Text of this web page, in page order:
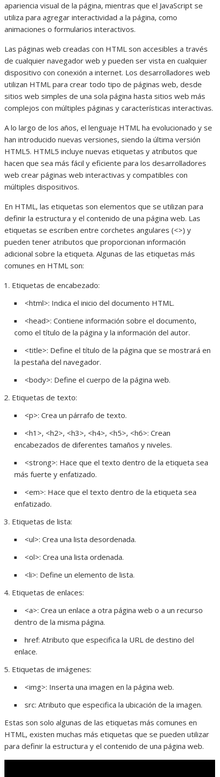
apariencia visual de la página, mientras que el JavaScript se
utiliza para agregar interactividad a la página, como
animaciones o formularios interactivos.
Las páginas web creadas con HTML son accesibles a través
de cualquier navegador web y pueden ser vista en cualquier
dispositivo con conexión a internet. Los desarrolladores web
utilizan HTML para crear todo tipo de páginas web, desde
sitios web simples de una sola página hasta sitios web más
complejos con múltiples páginas y características interactivas.
A lo largo de los años, el lenguaje HTML ha evolucionado y se
han introducido nuevas versiones, siendo la última versión
HTML5. HTML5 incluye nuevas etiquetas y atributos que
hacen que sea más fácil y eficiente para los desarrolladores
web crear páginas web interactivas y compatibles con
múltiples dispositivos.
En HTML, las etiquetas son elementos que se utilizan para
definir la estructura y el contenido de una página web. Las
etiquetas se escriben entre corchetes angulares (<>) y
pueden tener atributos que proporcionan información
adicional sobre la etiqueta. Algunas de las etiquetas más
comunes en HTML son:
Etiquetas de encabezado:
<html>: Indica el inicio del documento HTML.
<head>: Contiene información sobre el documento,
como el título de la página y la información del autor.
<title>: Define el título de la página que se mostrará en
la pestaña del navegador.
<body>: Define el cuerpo de la página web.
Etiquetas de texto:
<p>: Crea un párrafo de texto.
<h1>, <h2>, <h3>, <h4>, <h5>, <h6>: Crean
encabezados de diferentes tamaños y niveles.
<strong>: Hace que el texto dentro de la etiqueta sea
más fuerte y enfatizado.
<em>: Hace que el texto dentro de la etiqueta sea
enfatizado.
Etiquetas de lista:
<ul>: Crea una lista desordenada.
<ol>: Crea una lista ordenada.
<li>: Define un elemento de lista.
Etiquetas de enlaces:
<a>: Crea un enlace a otra página web o a un recurso
dentro de la misma página.
href: Atributo que especifica la URL de destino del
enlace.
Etiquetas de imágenes:
<img>: Inserta una imagen en la página web.
src: Atributo que especifica la ubicación de la imagen.
Estas son solo algunas de las etiquetas más comunes en
HTML, existen muchas más etiquetas que se pueden utilizar
para definir la estructura y el contenido de una página web.